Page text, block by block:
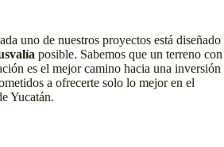
uno de nuestros proyectos está diseñado
posible. Sabemos que un terreno con
es el mejor camino hacia una inversión
a ofrecerte solo lo mejor en el
Yucatán.